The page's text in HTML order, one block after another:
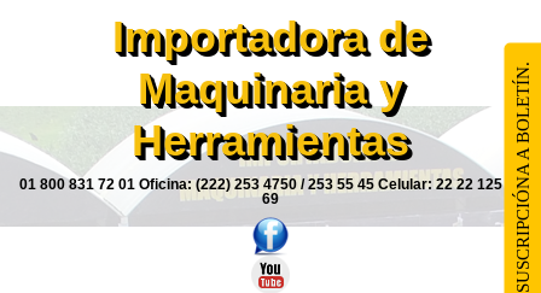
Importadora de
Maquinaria y
Herramientas
01 800 831 72 01 Oficina: (222) 253 4750 / 253 55 45 Celular: 22 22 125 85
69
SUSCRIPCIÓNA A BOLETÍN.